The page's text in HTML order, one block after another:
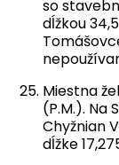
so
dĺžkou
Miestna
(P.M.). Na
Chyžnian
dĺžke